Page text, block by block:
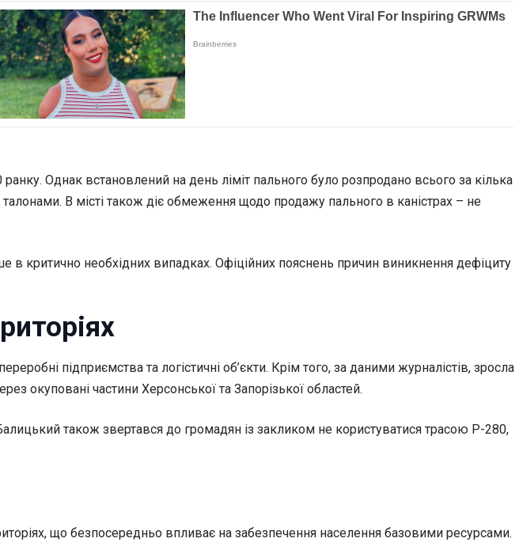
Однак встановлений на день ліміт пального було розпродано всього за кілька
В місті також діє обмеження щодо продажу пального в каністрах – не
критично необхідних випадках. Офіційних пояснень причин виникнення дефіциту
підприємства та логістичні об’єкти. Крім того, за даними журналістів, зросла
окуповані частини Херсонської та Запорізької областей.
також звертався до громадян із закликом не користуватися трасою Р-280,
що безпосередньо впливає на забезпечення населення базовими ресурсами.